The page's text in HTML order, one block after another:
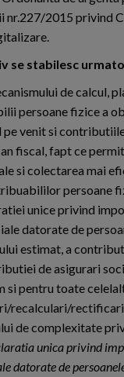
nr.227/2015 privind
se stabilesc
de calcul,
persoane fizice a
pe venit si
fiscal, fapt ce
si colectarea mai
persoane
unice privind
datorate de
estimat, a
de asigurari
si pentru toate
recalculari/rectificari
de complexitate
unica privind
datorate de